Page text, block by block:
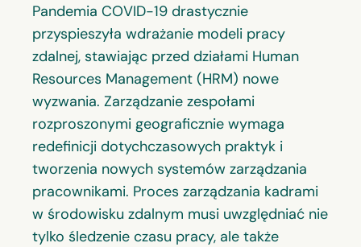
Pandemia COVID-19 drastycznie
przyspieszyła wdrażanie modeli pracy
zdalnej, stawiając przed działami Human
Resources Management (HRM) nowe
wyzwania. Zarządzanie zespołami
rozproszonymi geograficznie wymaga
redefinicji dotychczasowych praktyk i
tworzenia nowych systemów zarządzania
pracownikami. Proces zarządzania kadrami
w środowisku zdalnym musi uwzględniać nie
tylko śledzenie czasu pracy, ale także